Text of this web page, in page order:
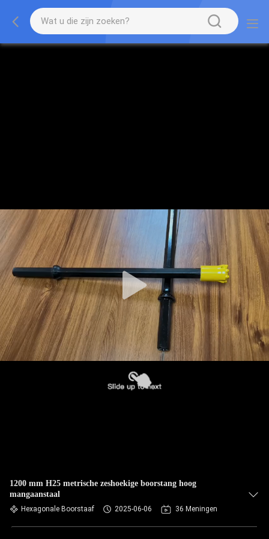
1200 mm H25 metrische zeshoekige boorstang hoog
mangaanstaal
Hexagonale Boorstaaf 2025-06-06 36 Meningen